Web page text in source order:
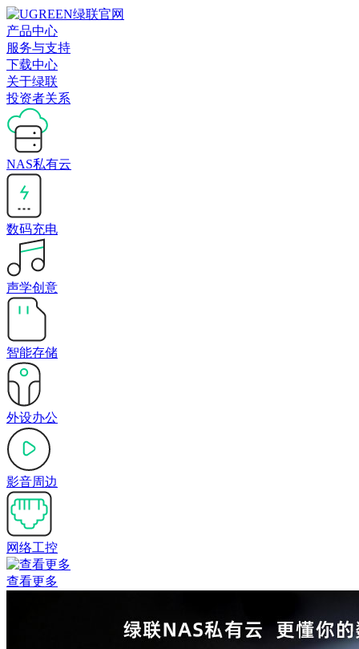
产品中心
服务与支持
下载中心
关于绿联
投资者关系
NAS私有云
数码充电
声学创意
智能存储
外设办公
影音周边
网络工控
查看更多